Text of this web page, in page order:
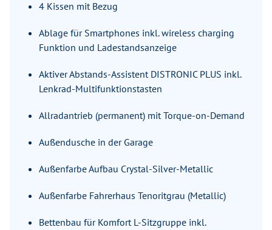
4 Kissen mit Bezug
Ablage für Smartphones inkl. wireless charging
Funktion und Ladestandsanzeige
Aktiver Abstands-Assistent DISTRONIC PLUS inkl.
Lenkrad-Multifunktionstasten
Allradantrieb (permanent) mit Torque-on-Demand
Außendusche in der Garage
Außenfarbe Aufbau Crystal-Silver-Metallic
Außenfarbe Fahrerhaus Tenoritgrau (Metallic)
Bettenbau für Komfort L-Sitzgruppe inkl.